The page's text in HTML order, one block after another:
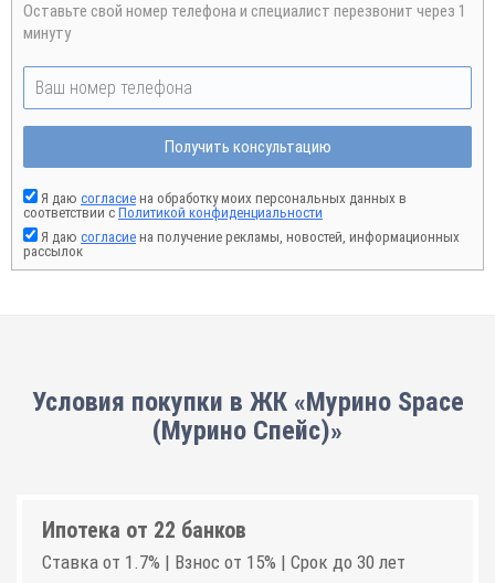
Оставьте свой номер телефона и специалист перезвонит через 1
минуту
Получить консультацию
Я даю согласие на обработку моих персональных данных в
соответствии с Политикой конфиденциальности
Я даю согласие на получение рекламы, новостей, информационных
рассылок
Условия покупки в ЖК «Мурино Space
(Мурино Спейс)»
Ипотека от 22 банков
Ставка от 1.7% | Взнос от 15% | Срок до 30 лет